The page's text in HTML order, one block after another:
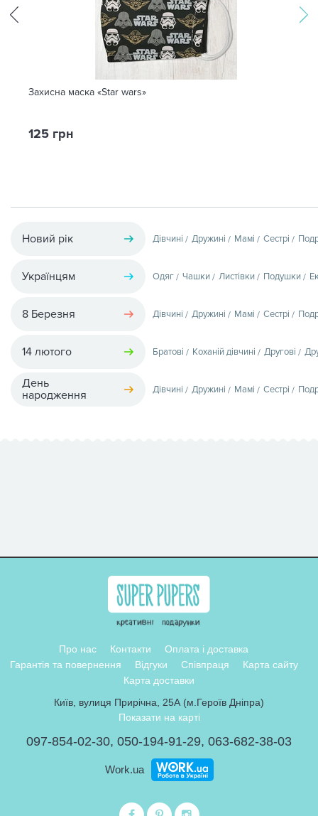
Захисна маска «Star wars»
125 грн
Новий рік Дівчині Дружині Мамі Сестрі
Українцям Одяг Чашки Листівки Подушки
8 Березня Дівчині Дружині Мамі Сестрі
14 лютого Братові Коханій дівчині Другові
День
народження
Дівчині Дружині Мамі Сестрі
Про нас Контакти
Оплата і доставка
Гарантія та повернення
Відгуки Співпраця
Карта сайту
Карта доставки
Київ, вулиця Прирічна, 25А (м.Героїв Дніпра)
Показати на карті
097-854-02-30, 050-194-91-29, 063-682-38-03
Work.ua